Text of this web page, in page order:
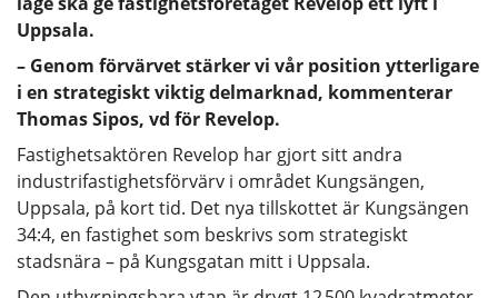
Uppsala.
– Genom förvärvet stärker vi vår position ytterligare
i en strategiskt viktig delmarknad, kommenterar
Thomas Sipos, vd för Revelop.
Fastighetsaktören Revelop har gjort sitt andra
industrifastighetsförvärv i området Kungsängen,
Uppsala, på kort tid. Det nya tillskottet är Kungsängen
34:4, en fastighet som beskrivs som strategiskt
stadsnära – på Kungsgatan mitt i Uppsala.